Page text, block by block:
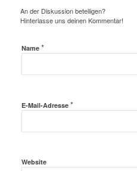
An der Diskussion beteiligen?
Hinterlasse uns deinen Kommentar!
Name *
E-Mail-Adresse *
Website